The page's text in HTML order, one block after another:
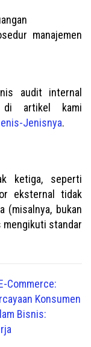
manajemen
audit internal
di artikel kami
Jenisnya.
ketiga, seperti
eksternal tidak
(misalnya, bukan
mengikuti standar
Commerce:
Konsumen
Bisnis: